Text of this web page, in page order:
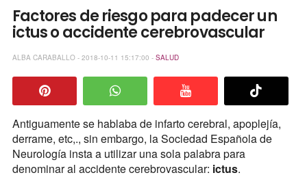
Factores de riesgo para padecer un
ictus o accidente cerebrovascular
ALBA CARABALLO - 2018-10-11 15:17:00 - SALUD
Antiguamente se hablaba de infarto cerebral, apoplejía,
derrame, etc,., sin embargo, la Sociedad Española de
Neurología insta a utilizar una sola palabra para
denominar al accidente cerebrovascular: ictus.